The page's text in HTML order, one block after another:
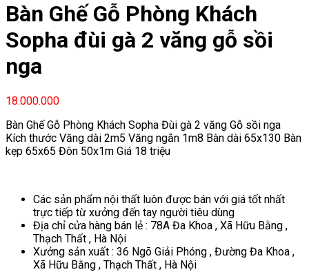
Bàn Ghế Gỗ Phòng Khách
Sopha đùi gà 2 văng gỗ sồi
nga
18.000.000
Bàn Ghế Gỗ Phòng Khách Sopha Đùi gà 2 văng Gỗ sồi nga
Kích thước Văng dài 2m5 Văng ngắn 1m8 Bàn dài 65x130 Bàn
kẹp 65x65 Đôn 50x1m Giá 18 triệu
Các sản phẩm nội thất luôn được bán với giá tốt nhất
trực tiếp từ xưởng đến tay người tiêu dùng
Địa chỉ cửa hàng bán lẻ : 78A Đa Khoa , Xã Hữu Bằng ,
Thạch Thất , Hà Nội
Xưởng sản xuất : 36 Ngõ Giải Phóng , Đường Đa Khoa ,
Xã Hữu Bằng , Thạch Thất , Hà Nội